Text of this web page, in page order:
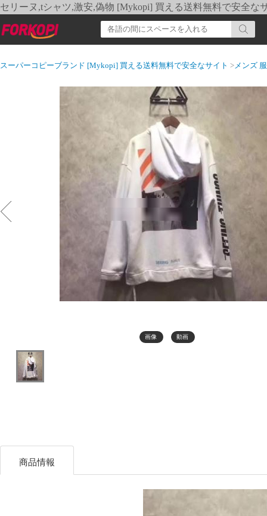
セリーヌ,tシャツ,激安,偽物 [Mykopi] 買える送料無料で安全な
スーパーコピーブランド [Mykopi] 買える送料無料で安全なサイト >メンズ 服
画像 動画
商品情報